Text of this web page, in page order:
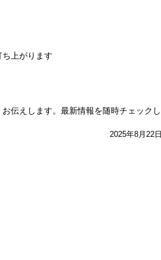
上がります
伝えします。最新情報を随時チェックし
2025年8月22日